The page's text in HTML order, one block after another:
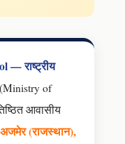
— राष्ट्रीय
(Ministry of
आवासीय
(राजस्थान),